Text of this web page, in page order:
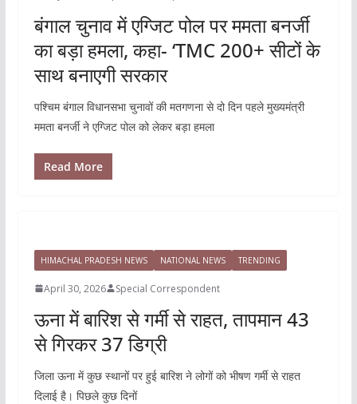
बंगाल चुनाव में एग्जिट पोल पर ममता बनर्जी
का बड़ा हमला, कहा- ‘TMC 200+ सीटों के
साथ बनाएगी सरकार
पश्चिम बंगाल विधानसभा चुनावों की मतगणना से दो दिन पहले मुख्यमंत्री
ममता बनर्जी ने एग्जिट पोल को लेकर बड़ा हमला
Read More
HIMACHAL PRADESH NEWS NATIONAL NEWS TRENDING
April 30, 2026 Special Correspondent
ऊना में बारिश से गर्मी से राहत, तापमान 43
से गिरकर 37 डिग्री
जिला ऊना में कुछ स्थानों पर हुई बारिश ने लोगों को भीषण गर्मी से राहत
दिलाई है। पिछले कुछ दिनों